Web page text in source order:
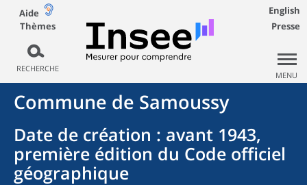
Aide
Thèmes
RECHERCHE
English
Presse
MENU
Commune de Samoussy
Date de création : avant 1943,
première édition du Code officiel
géographique